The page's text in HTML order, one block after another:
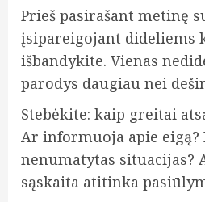
Prieš pasirašant metinę
įsipareigojant dideliems
išbandykite. Vienas
parodys daugiau nei
Stebėkite: kaip greitai
Ar informuoja apie eigą?
nenumatytas situacijas?
sąskaita atitinka